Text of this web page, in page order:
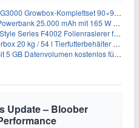
Komplettset 90×90×180 cm für 379,99€
25.000 mAh mit 165 W refurbished für 58,39€
Series F4002 Folienrasierer für 18,99€
kg / 54 l Tierfutterbehälter mit Rollen für 19,99€
kostenlos für Windscribe-Pro-Nutzer
Update – Bloober